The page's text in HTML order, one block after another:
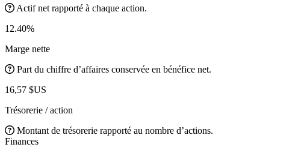
Actif net rapporté à chaque action.
12.40%
Marge nette
Part du chiffre d’affaires conservée en bénéfice net.
16,57 $US
Trésorerie / action
Montant de trésorerie rapporté au nombre d’actions.
Finances